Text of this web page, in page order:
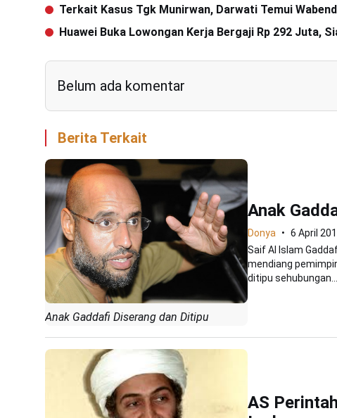
Terkait Kasus Tgk Munirwan, Darwati Temui
Huawei Buka Lowongan Kerja Bergaji Rp 292 Juta,
Belum ada komentar
Berita Terkait
Anak Gaddafi Diserang dan Ditipu
Anak
Donya
6 April
Saif Al Islam
mendiang
ditipu sehubungan...
AS